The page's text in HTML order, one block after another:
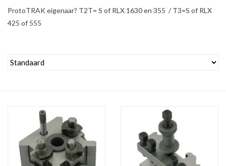
Alles om te Boren |
Alles om te Draaien |
Alles om te Lassen |
Schroefdraad snijden |
ProtoTRAK eigenaar? T2T= S of RLX 1630 en 355 / T3=S of RLX
425 of 555